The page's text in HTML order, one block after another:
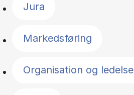
Jura
Markedsføring
Organisation og ledelse